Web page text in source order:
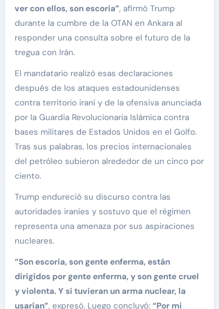
ver con ellos, son escoria”, afirmó Trump
durante la cumbre de la OTAN en Ankara al
responder una consulta sobre el futuro de la
tregua con Irán.
El mandatario realizó esas declaraciones
después de los ataques estadounidenses
contra territorio iraní y de la ofensiva anunciada
por la Guardia Revolucionaria Islámica contra
bases militares de Estados Unidos en el Golfo.
Tras sus palabras, los precios internacionales
del petróleo subieron alrededor de un cinco por
ciento.
Trump endureció su discurso contra las
autoridades iraníes y sostuvo que el régimen
representa una amenaza por sus aspiraciones
nucleares.
“Son escoria, son gente enferma, están
dirigidos por gente enferma, y son gente cruel
y violenta. Y si tuvieran un arma nuclear, la
usarían”, expresó. Luego concluyó: “Por mi